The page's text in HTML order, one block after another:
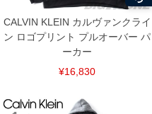
CALVIN KLEIN カルヴァンクライ
ン ロゴプリント プルオーバー パ
ーカー
¥16,830